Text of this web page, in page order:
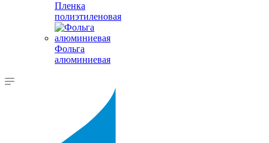
Пленка
полиэтиленовая
Фольга
алюминиевая